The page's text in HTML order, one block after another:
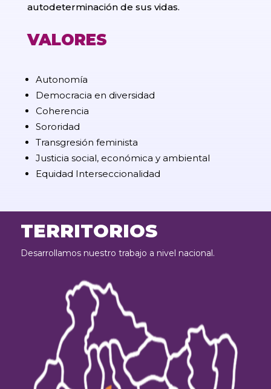
autodeterminación de sus vidas.
VALORES
Autonomía
Democracia en diversidad
Coherencia
Sororidad
Transgresión feminista
Justicia social, económica y ambiental
Equidad Interseccionalidad
TERRITORIOS
Desarrollamos nuestro trabajo a nivel nacional.